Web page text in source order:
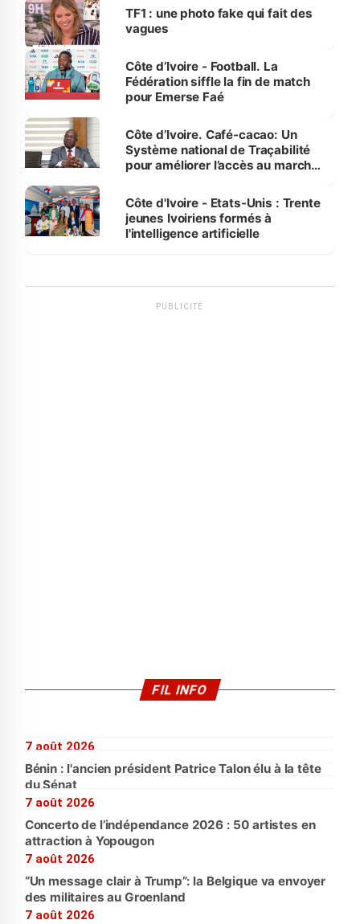
sur la scène internationale »
TF1 : une photo fake qui fait des
vagues
Côte d’Ivoire - Football. La
Fédération siffle la fin de match
pour Emerse Faé
Côte d’Ivoire. Café-cacao: Un
Système national de Traçabilité
pour améliorer l’accès au marché
Côte d'Ivoire - Etats-Unis : Trente
jeunes Ivoiriens formés à
l'intelligence artificielle
PUBLICITÉ
FIL INFO
7 août 2026
Bénin : l'ancien président Patrice Talon élu à la tête
du Sénat
7 août 2026
Concerto de l’indépendance 2026 : 50 artistes en
attraction à Yopougon
7 août 2026
“Un message clair à Trump”: la Belgique va envoyer
des militaires au Groenland
7 août 2026